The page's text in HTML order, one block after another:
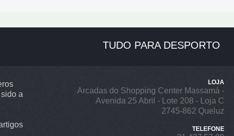
TUDO PARA DESPORTO
a
LOJA
Arcadas do Shopping Center Massamá -
Avenida 25 Abril - Lote 208 - Loja C
2745-862 Queluz
TELEFONE